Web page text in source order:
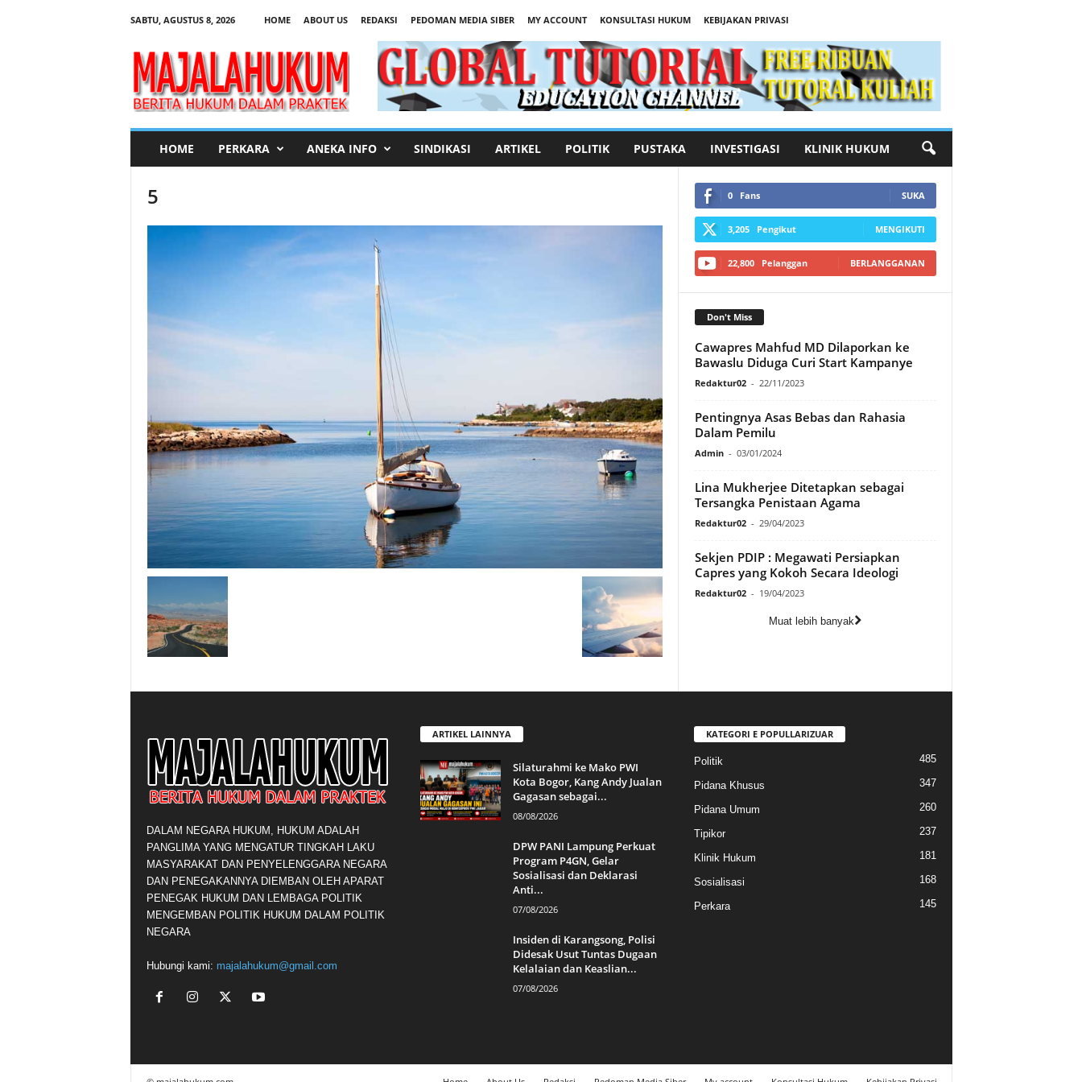
SABTU, AGUSTUS 8, 2026 HOME ABOUT US REDAKSI PEDOMAN MEDIA SIBER MY ACCOUNT KONSULTASI HUKUM
KEBIJAKAN PRIVASI
a
HOME PERKARA ANEKA INFO SINDIKASI ARTIKEL POLITIK PUSTAKA INVESTIGASI KLINIK HUKUM
5 0 Fans SUKA
3,205 Pengikut MENGIKUTI
22,800 Pelanggan BERLANGGANAN
Don't Miss
Cawapres Mahfud MD Dilaporkan ke
Bawaslu Diduga Curi Start Kampanye
Redaktur02 - 22/11/2023
Pentingnya Asas Bebas dan Rahasia
Dalam Pemilu
Admin - 03/01/2024
Lina Mukherjee Ditetapkan sebagai
Tersangka Penistaan Agama
Redaktur02 - 29/04/2023
Sekjen PDIP : Megawati Persiapkan
Capres yang Kokoh Secara Ideologi
Redaktur02 - 19/04/2023
Muat lebih banyak
DALAM NEGARA HUKUM, HUKUM ADALAH
PANGLIMA YANG MENGATUR TINGKAH LAKU
MASYARAKAT DAN PENYELENGGARA NEGARA
DAN PENEGAKANNYA DIEMBAN OLEH APARAT
PENEGAK HUKUM DAN LEMBAGA POLITIK
MENGEMBAN POLITIK HUKUM DALAM POLITIK
NEGARA
Hubungi kami: majalahukum@gmail.com
ARTIKEL LAINNYA
Silaturahmi ke Mako PWI
Kota Bogor, Kang Andy Jualan
Gagasan sebagai...
08/08/2026
DPW PANI Lampung Perkuat
Program P4GN, Gelar
Sosialisasi dan Deklarasi
Anti...
07/08/2026
Insiden di Karangsong, Polisi
Didesak Usut Tuntas Dugaan
Kelalaian dan Keaslian...
07/08/2026
KATEGORI E POPULLARIZUAR
Politik 485
Pidana Khusus 347
Pidana Umum 260
Tipikor 237
Klinik Hukum 181
Sosialisasi 168
Perkara 145